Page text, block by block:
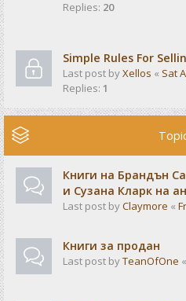
Replies: 20
Simple Rules For
Last post byXellos « Sat
Replies: 1
Книги на Брандън
и Сузана Кларк на
Last post byClaymore «
Книги за продан
Last post byTeanOfOne «